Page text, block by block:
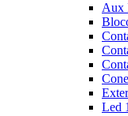
Aux
Led